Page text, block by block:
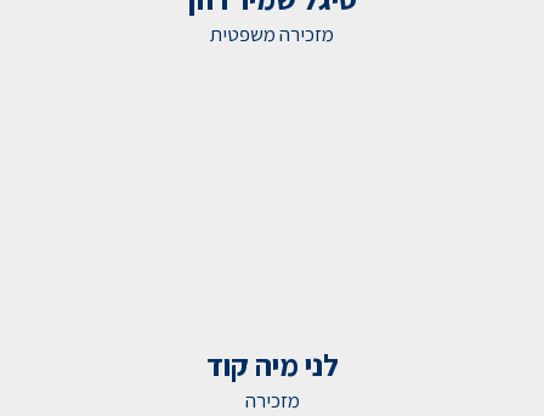
מזכירה משפטית
לני מיה קוד
מזכירה